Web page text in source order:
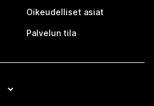
Oikeudelliset asiat
Palvelun tila